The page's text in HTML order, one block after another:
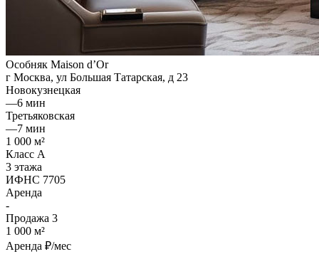
Особняк Maison d’Or
г Москва, ул Большая Татарская, д 23
Новокузнецкая
—6 мин
Третьяковская
—7 мин
1 000 м²
Класс A
3 этажа
ИФНС 7705
Аренда
-
Продажа 3
1 000 м²
Аренда ₽/мес